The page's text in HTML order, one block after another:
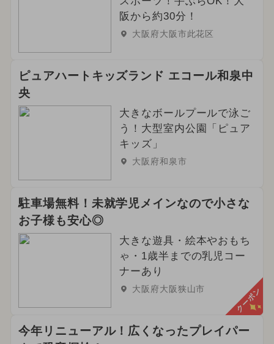
阪から約30分！
大阪府大阪市此花区
ピュアハートキッズランド エコール和泉中
央
大きなボールプールで泳ご
う！大型室内公園「ピュア
キッズ」
大阪府和泉市
駐車場無料！未就学児メインなので小さな
お子様も安心◎
大きな遊具・絵本やおもち
ゃ・1歳半までの乳児コー
ナーあり
大阪府大阪狭山市 クーポン
今年リニューアル！広くなったプレイパー